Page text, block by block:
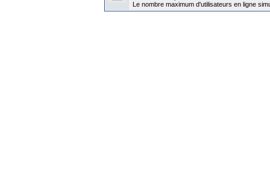
Le nombre maximum d'utilisateurs en ligne